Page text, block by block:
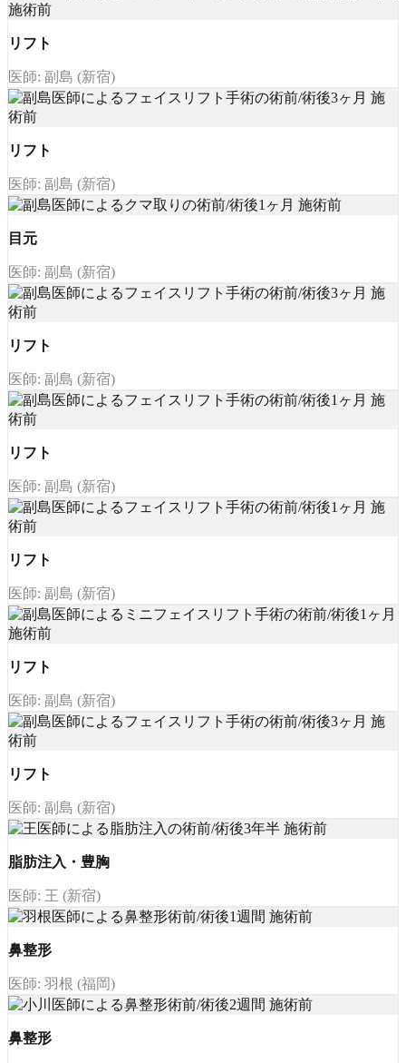
リフト
医師: 副島 (新宿)
リフト
医師: 副島 (新宿)
目元
医師: 副島 (新宿)
リフト
医師: 副島 (新宿)
リフト
医師: 副島 (新宿)
リフト
医師: 副島 (新宿)
リフト
医師: 副島 (新宿)
リフト
医師: 副島 (新宿)
脂肪注入・豊胸
医師: 王 (新宿)
鼻整形
医師: 羽根 (福岡)
鼻整形